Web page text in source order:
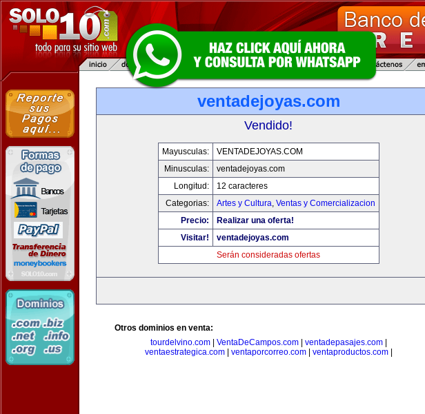
ventadejoyas.com
Vendido!
Mayusculas:
VENTADEJOYAS.COM
Minusculas:
ventadejoyas.com
Longitud:
12 caracteres
Categorias:
Artes y Cultura, Ventas y Comercializacion
Precio:
Realizar una oferta!
Visitar!
ventadejoyas.com
Serán consideradas ofertas
Otros dominios en venta:
tourdelvino.com| VentaDeCampos.com| ventadepasajes.com|
ventaestrategica.com| ventaporcorreo.com| ventaproductos.com|